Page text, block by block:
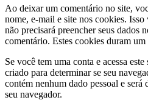
Ao deixar um comentário no site,
nome, e-mail e site nos cookies.
não precisará preencher seus dados
comentário. Estes cookies duram um
Se você tem uma conta e acessa
criado para determinar se seu
contém nenhum dado pessoal e será
seu navegador.